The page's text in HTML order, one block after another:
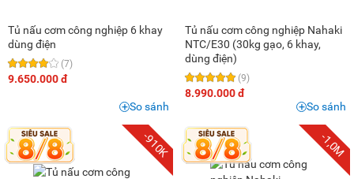
Tủ nấu cơm công nghiệp 6 khay
dùng điện
(7)
9.650.000 đ
So sánh
Tủ nấu cơm công nghiệp Nahaki
NTC/E30 (30kg gạo, 6 khay,
dùng điện)
(9)
8.990.000 đ
So sánh
-910K -1,0M